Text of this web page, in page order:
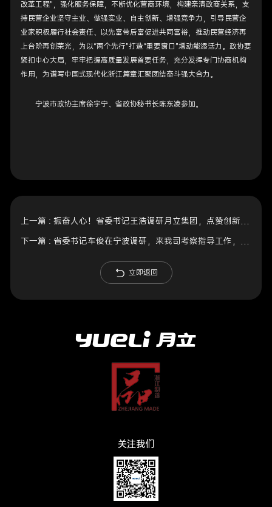
改革工程”，强化服务保障，不断优化营商环境，构建亲清政商关系，支
持民营企业坚守主业、做强实业、自主创新、增强竞争力，引导民营企
业家积极履行社会责任、以先富带后富促进共同富裕，推动民营经济再
上台阶再创荣光，为以“两个先行”打造“重要窗口”增动能添活力。政协要
紧扣中心大局，牢牢把握高质量发展首要任务，充分发挥专门协商机构
作用，为谱写中国式现代化浙江篇章汇聚团结奋斗强大合力。
宁波市政协主席徐宇宁、省政协秘书长陈东凌参加。
上一篇 : 振奋人心！省委书记王浩调研月立集团，点赞创新引领“朝阳产业”
下一篇 : 省委书记车俊在宁波调研，来我司考察指导工作，郑栅洁陪同
立即返回
关注我们